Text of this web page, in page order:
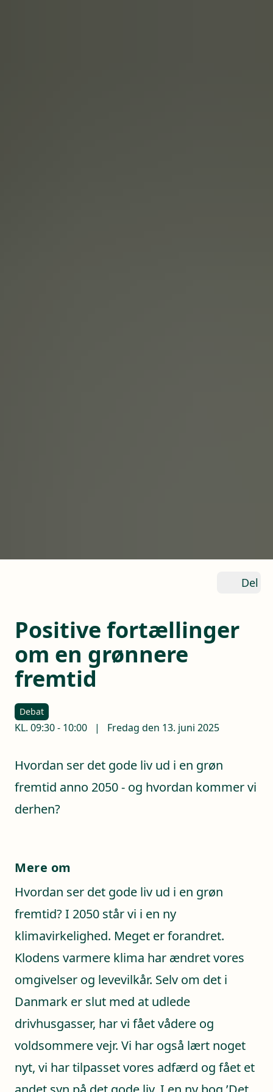
Del
Positive fortællinger
om en grønnere
fremtid
Debat
KL. 09:30- 10:00 | Fredag den 13. juni 2025
Hvordan ser det gode liv ud i en grøn
fremtid anno 2050 - og hvordan kommer vi
derhen?
Mere om
Hvordan ser det gode liv ud i en grøn
fremtid? I 2050 står vi i en ny
klimavirkelighed. Meget er forandret.
Klodens varmere klima har ændret vores
omgivelser og levevilkår. Selv om det i
Danmark er slut med at udlede
drivhusgasser, har vi fået vådere og
voldsommere vejr. Vi har også lært noget
nyt, vi har tilpasset vores adfærd og fået et